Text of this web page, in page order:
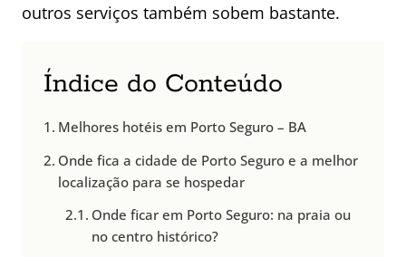
outros serviços também sobem bastante.
Índice do Conteúdo
Melhores hotéis em Porto Seguro – BA
Onde fica a cidade de Porto Seguro e a melhor
localização para se hospedar
Onde ficar em Porto Seguro: na praia ou
no centro histórico?